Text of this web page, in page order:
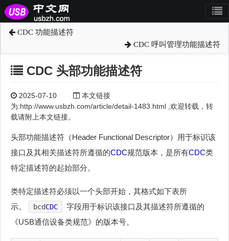
CDC 功能描述符
CDC 呼叫管理功能描述符
CDC 头部功能描述符
2025-07-10
本文链接
为:http://www.usbzh.com/article/detail-1483.html ,欢迎转载，转
载请附上本文链接。
头部功能描述符（Header Functional Descriptor）用于标识该
接口及其相关描述符所遵循的CDC规范版本，是所有CDC类
特定描述符的起始部分。
类特定描述符必须以一个头部开始，其格式如下表所
示。
bcdCDC
字段用于标识该接口及其描述符所遵循的
《USB通信设备类规范》的版本号。